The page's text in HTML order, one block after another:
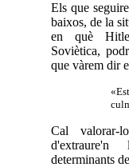
Els que
baixos, de la
en què
Soviètica,
que vàrem dir
Cal valorar-
d'extraure'n
determinants